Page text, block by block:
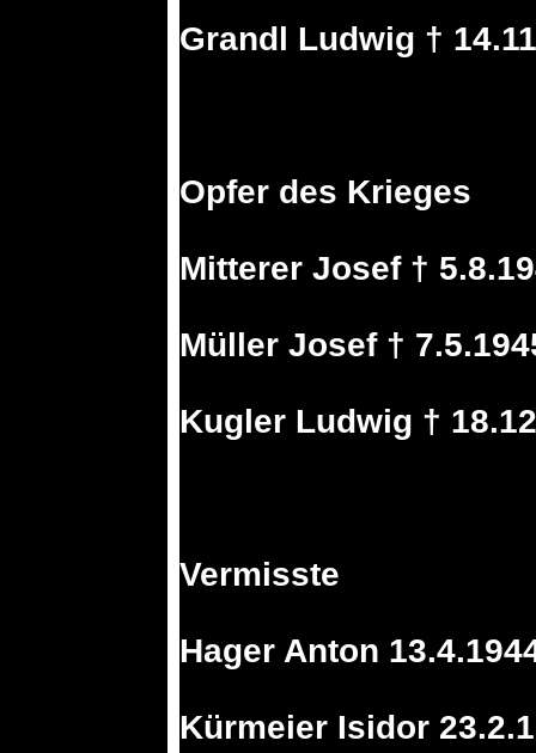
Grandl Ludwig †
Opfer des Krieges
Mitterer Josef †
Müller Josef †
Kugler Ludwig †
Vermisste
Hager Anton
Kürmeier Isidor